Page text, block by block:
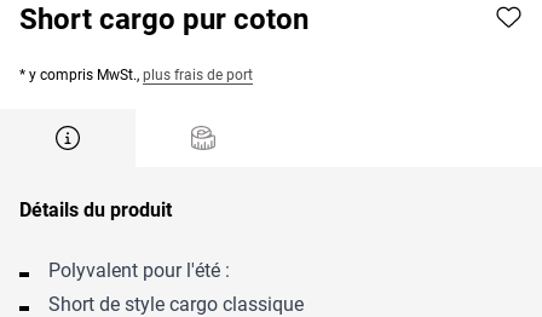
Short cargo pur coton
* y compris MwSt., plus frais de port
Détails du produit
Polyvalent pour l'été :
Short de style cargo classique